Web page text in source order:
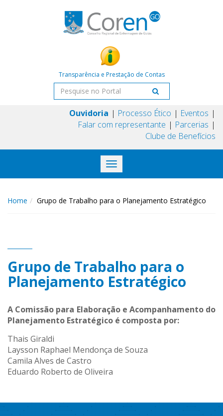
Transparência e Prestação de Contas
Ouvidoria Processo Ético
Eventos
Falar com representante
Parcerias
Clube de Benefícios
Toggle
navigation
Home Grupo de Trabalho para o Planejamento Estratégico
Grupo de Trabalho para o
Planejamento Estratégico
A Comissão para Elaboração e Acompanhamento do
Planejamento Estratégico é composta por:
Thais Giraldi
Laysson Raphael Mendonça de Souza
Camila Alves de Castro
Eduardo Roberto de Oliveira